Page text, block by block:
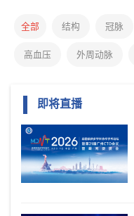
全部 结构 冠脉
高血压 外周动脉
即将直播